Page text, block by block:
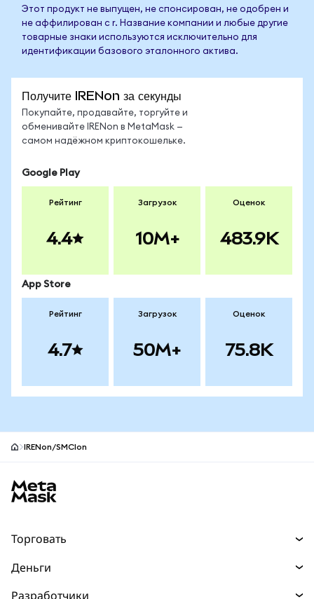
Этот продукт не выпущен, не спонсирован, не одобрен и
не аффилирован с r. Название компании и любые другие
товарные знаки используются исключительно для
идентификации базового эталонного актива.
Получите IRENon за секунды
Покупайте, продавайте, торгуйте и
обменивайте IRENon в MetaMask —
самом надёжном криптокошельке.
Google Play
Рейтинг
4.4
Загрузок
10M+
Оценок
483.9K
App Store
Рейтинг
4.7
Загрузок
50M+
Оценок
75.8K
IRENon/SMCIon
Торговать
Деньги
Разработчики